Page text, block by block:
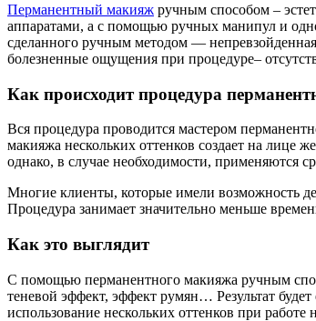
Перманентный макияж ручным способом –
аппаратами, а с помощью ручных манипул и
сделанного ручным методом —
болезненные ощущения при процедуре–
Как происходит процедура
Вся процедура проводится мастером
макияжа нескольких оттенков создает на лице
однако, в случае необходимости, применяются
Многие клиенты, которые имели возможность
Процедура занимает значительно меньше
Как это выглядит
С помощью перманентного макияжа ручным
теневой эффект, эффект румян… Результат
использование нескольких оттенков при работе